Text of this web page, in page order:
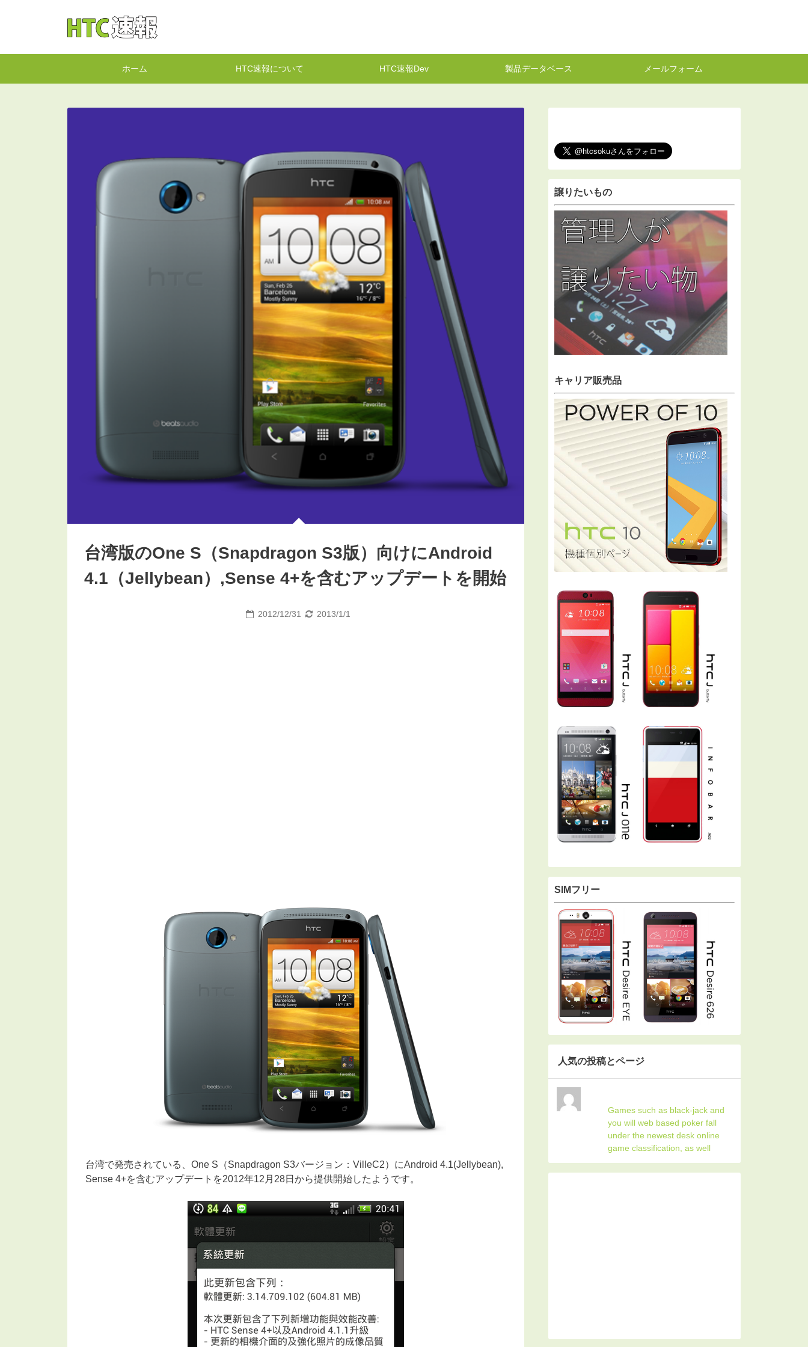
ホーム HTC速報について HTC速報Dev 製品データベース メールフォーム
台湾版のOne S（Snapdragon S3版）向けにAndroid
4.1（Jellybean）,Sense 4+を含むアップデートを開始
2012/12/31 2013/1/1
台湾で発売されている、One S（Snapdragon S3バージョン：VilleC2）にAndroid 4.1(Jellybean),
Sense 4+を含むアップデートを2012年12月28日から提供開始したようです。
譲りたいもの
キャリア販売品
SIMフリー
人気の投稿とページ
Games such as black-jack and
you will web based poker fall
under the newest desk online
game classification, as well